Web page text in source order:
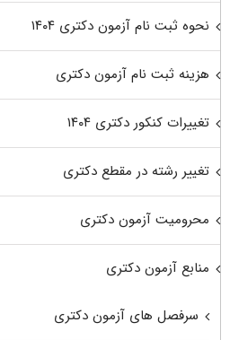
نحوه ثبت نام آزمون دکتری ۱۴۰۴
هزینه ثبت نام آزمون دکتری
تغییرات کنکور دکتری ۱۴۰۴
تغییر رشته در مقطع دکتری
محرومیت آزمون دکتری
منابع آزمون دکتری
سرفصل های آزمون دکتری